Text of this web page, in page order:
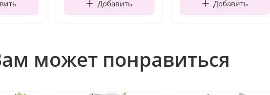
Добавить Добавить
может понравиться